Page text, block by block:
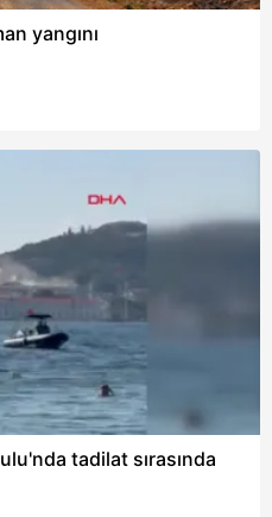
yangını
tadilat sırasında